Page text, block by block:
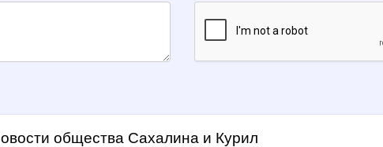
Новости общества Сахалина и Курил